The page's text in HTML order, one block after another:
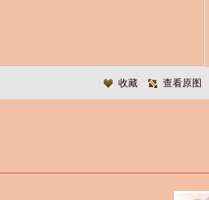
收藏 查看原图